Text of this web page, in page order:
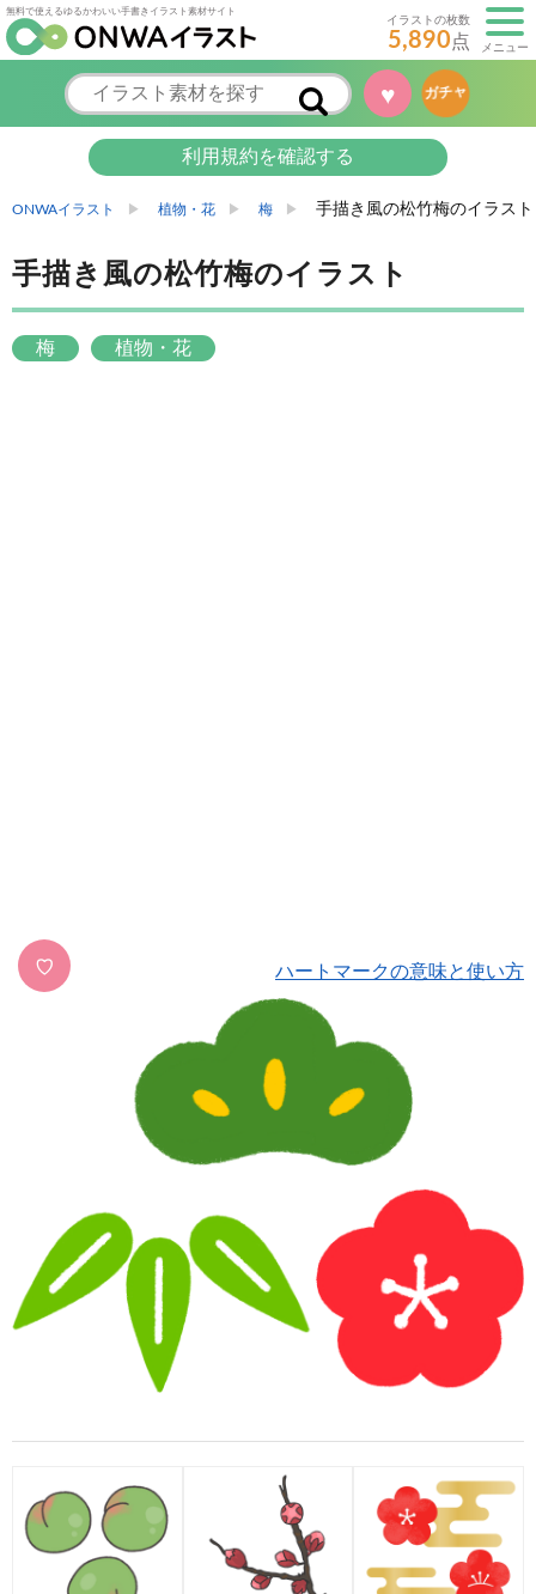
無料で使えるゆるかわいい手書きイラスト素材サイト
イラストの枚数
5,890点 メニュー
♥ ガチャ
利用規約を確認する
ONWAイラスト 植物・花 梅 手描き風の松竹梅のイラスト
手描き風の松竹梅のイラスト
梅 植物・花
♡ ハートマークの意味と使い方